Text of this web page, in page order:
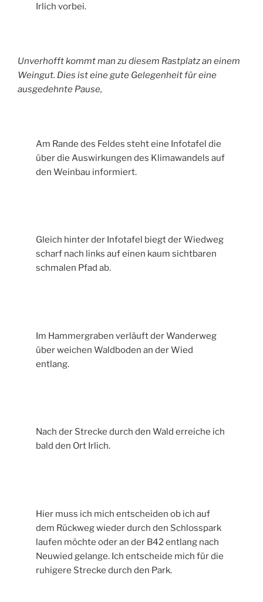
Irlich vorbei.
Unverhofft kommt man zu diesem Rastplatz an einem
Weingut. Dies ist eine gute Gelegenheit für eine
ausgedehnte Pause,
Am Rande des Feldes steht eine Infotafel die
über die Auswirkungen des Klimawandels auf
den Weinbau informiert.
Gleich hinter der Infotafel biegt der Wiedweg
scharf nach links auf einen kaum sichtbaren
schmalen Pfad ab.
Im Hammergraben verläuft der Wanderweg
über weichen Waldboden an der Wied
entlang.
Nach der Strecke durch den Wald erreiche ich
bald den Ort Irlich.
Hier muss ich mich entscheiden ob ich auf
dem Rückweg wieder durch den Schlosspark
laufen möchte oder an der B42 entlang nach
Neuwied gelange. Ich entscheide mich für die
ruhigere Strecke durch den Park.